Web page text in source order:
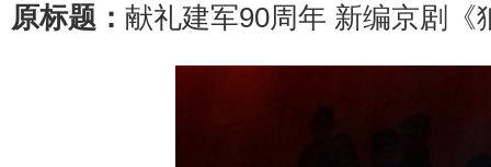
原标题： 献礼建军90周年 新编京剧《